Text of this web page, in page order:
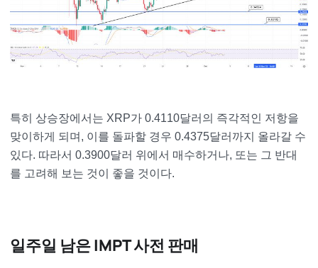
특히 상승장에서는 XRP가 0.4110달러의 즉각적인 저항을
맞이하게 되며, 이를 돌파할 경우 0.4375달러까지 올라갈 수
있다. 따라서 0.3900달러 위에서 매수하거나, 또는 그 반대
를 고려해 보는 것이 좋을 것이다.
일주일 남은 IMPT사전 판매